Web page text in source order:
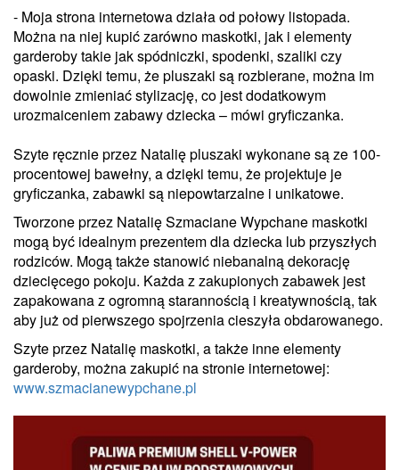
- Moja strona internetowa działa od połowy listopada.
Można na niej kupić zarówno maskotki, jak i elementy
garderoby takie jak spódniczki, spodenki, szaliki czy
opaski. Dzięki temu, że pluszaki są rozbierane, można im
dowolnie zmieniać stylizację, co jest dodatkowym
urozmaiceniem zabawy dziecka – mówi gryficzanka.
Szyte ręcznie przez Natalię pluszaki wykonane są ze 100-
procentowej bawełny, a dzięki temu, że projektuje je
gryficzanka, zabawki są niepowtarzalne i unikatowe.
Tworzone przez Natalię Szmaciane Wypchane maskotki
mogą być idealnym prezentem dla dziecka lub przyszłych
rodziców. Mogą także stanowić niebanalną dekorację
dziecięcego pokoju. Każda z zakupionych zabawek jest
zapakowana z ogromną starannością i kreatywnością, tak
aby już od pierwszego spojrzenia cieszyła obdarowanego.
Szyte przez Natalię maskotki, a także inne elementy
garderoby, można zakupić na stronie internetowej:
www.szmacianewypchane.pl